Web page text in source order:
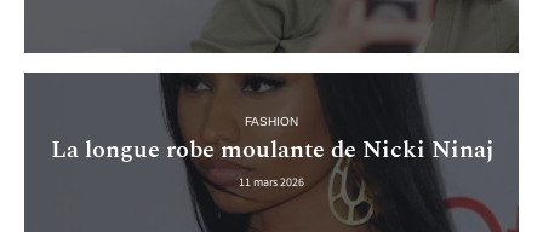
FASHION
La longue robe moulante de Nicki Ninaj
11 mars 2026